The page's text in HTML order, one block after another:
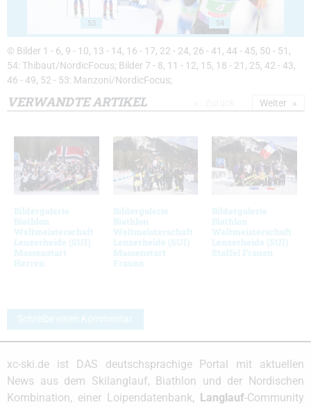
53 54
© Bilder 1 - 6, 9 - 10, 13 - 14, 16 - 17, 22 - 24, 26 - 41, 44 - 45, 50 - 51,
54: Thibaut/NordicFocus; Bilder 7 - 8, 11 - 12, 15, 18 - 21, 25, 42 - 43,
46 - 49, 52 - 53: Manzoni/NordicFocus;
VERWANDTE ARTIKEL
Bildergalerie
Biathlon
Weltmeisterschaft
Lenzerheide (SUI)
Massenstart
Herren
Bildergalerie
Biathlon
Weltmeisterschaft
Lenzerheide (SUI)
Massenstart
Frauen
Bildergalerie
Biathlon
Weltmeisterschaft
Lenzerheide (SUI)
Staffel Frauen
Weiter
Schreibe einen Kommentar
xc-ski.de ist DAS deutschsprachige Portal mit aktuellen
News aus dem Skilanglauf, Biathlon und der Nordischen
Kombination, einer Loipendatenbank,
Langlauf-Community